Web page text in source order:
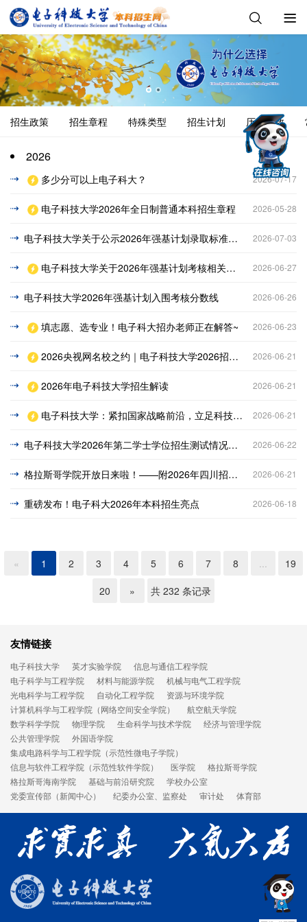
招生政策 招生章程 特殊类型 招生计划 历年分数
2026
多少分可以上电子科大？ 2026-07-17
电子科技大学2026年全日制普通本科招生章程 2026-05-28
电子科技大学关于公示2026年强基计划录取标准的通知 2026-07-03
电子科技大学关于2026年强基计划考核相关事宜通知 2026-06-27
电子科技大学2026年强基计划入围考核分数线 2026-06-26
填志愿、选专业！电子科大招办老师正在解答~ 2026-06-23
2026央视网名校之约｜电子科技大学2026招生政策：以“电子信息+”和国家战略同频共振 2026-06-21
2026年电子科技大学招生解读 2026-06-21
电子科技大学：紧扣国家战略前沿，立足科技发展浪潮，电子信息领域“黄埔军校”高位启航 2026-06-21
电子科技大学2026年第二学士学位招生测试情况及拟录取名单 2026-06-22
格拉斯哥学院开放日来啦！——附2026年四川招生宣传活动 2026-06-21
重磅发布！电子科大2026年本科招生亮点 2026-06-18
« 1 2 3 4 5 6 7 8
19
20
» 共 232 条记录
友情链接
电子科技大学 英才实验学院
信息与通信工程学院
电子科学与工程学院
材料与能源学院
机械与电气工程学院
光电科学与工程学院
自动化工程学院
资源与环境学院
计算机科学与工程学院（网络空间安全学院）
航空航天学院
数学科学学院
物理学院 生命科学与技术学院
经济与管理学院
公共管理学院
外国语学院
集成电路科学与工程学院（示范性微电子学院）
信息与软件工程学院（示范性软件学院）
医学院
格拉斯哥学院
格拉斯哥海南学院
基础与前沿研究院
学校办公室
党委宣传部（新闻中心）
纪委办公室、监察处 审计处 体育部